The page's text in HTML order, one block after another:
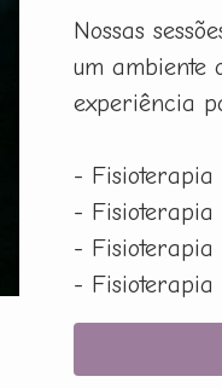
Nossas
um ambiente
experiência
- Fisioterapia
- Fisioterapia
- Fisioterapia
- Fisioterapia